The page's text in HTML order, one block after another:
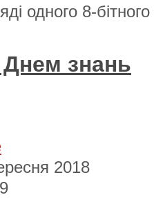
одного 8-
Днем знань
2018